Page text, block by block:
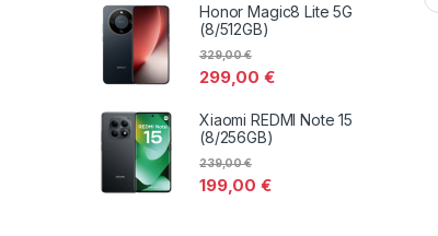
Honor Magic8 Lite 5G
(8/512GB)
299,00€
329,00€
Xiaomi REDMI Note 15
(8/256GB)
199,00€
239,00€